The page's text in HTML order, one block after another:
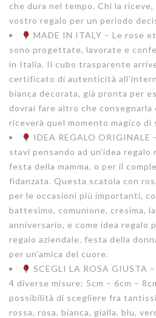
che dura nel tempo. Chi la
vostro regalo per un periodo
MADE IN ITALY – Le rose
sono progettate, lavorate e
in Italia. Il cubo trasparente
certificato di autenticità
bianca decorata, già pronta per
dovrai fare altro che consegnarla
riceverà quel momento magico di
IDEA REGALO
stavi pensando ad un’idea
festa della mamma, o per il
fidanzata. Questa scatola con
per le occasioni più importanti,
battesimo, comunione, cresima,
anniversario, e come idea regalo
regalo aziendale, festa della
per un’amica del cuore.
SCEGLI LA ROSA GIUSTA
4 diverse misure: 5cm – 6cm –
possibilità di scegliere fra
rossa, rosa, bianca, gialla, blu,